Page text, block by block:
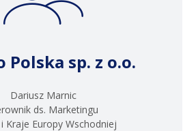
Polska sp. z o.o.
Dariusz Marnic
ds. Marketingu
Kraje Europy Wschodniej